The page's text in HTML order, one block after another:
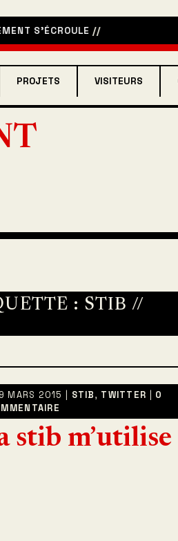
//
PROJETS VISITEURS
: STIB //
MARS 2015 | STIB, TWITTER
0
stib m’utilise